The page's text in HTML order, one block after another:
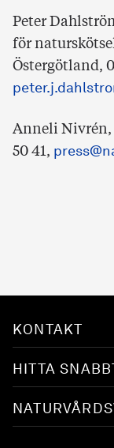
Peter
för
Östergötland,
Anneli Nivrén,
50 41,
KONTAKT
HITTA SNABBT